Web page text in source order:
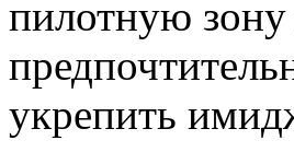
пилотную зону
укрепить